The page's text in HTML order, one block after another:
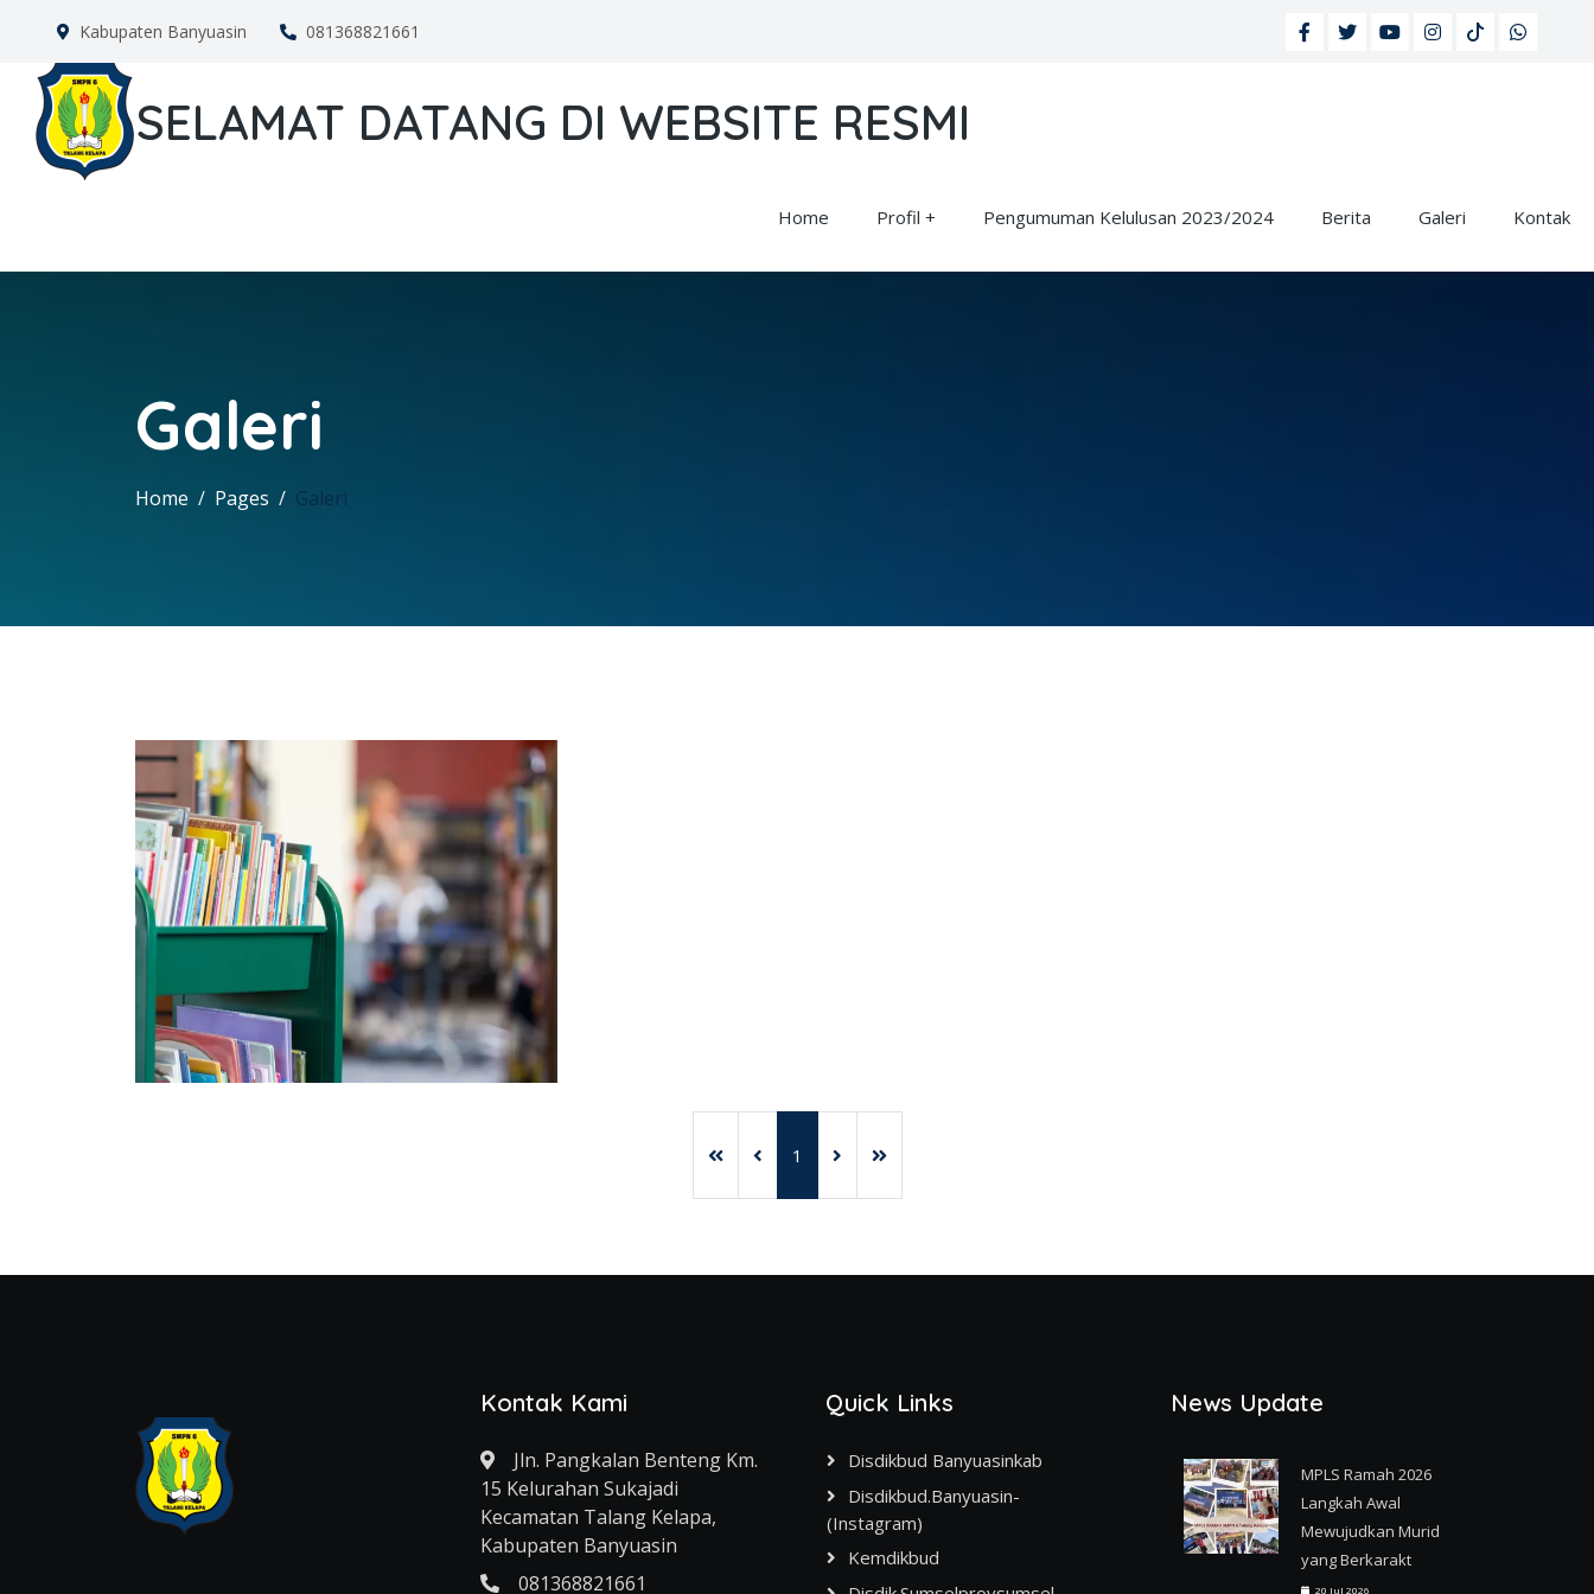
Kabupaten Banyuasin 081368821661
SELAMAT DATANG DI WEBSITE RESMI
Home Profil Pengumuman Kelulusan 2023/2024 Berita Galeri Kontak
Galeri
Home Pages Galeri
1
Kontak Kami
Jln. Pangkalan Benteng Km.
15 Kelurahan Sukajadi
Kecamatan Talang Kelapa,
Kabupaten Banyuasin
081368821661
Quick Links
Disdikbud Banyuasinkab
Disdikbud.banyuasin-
(Instagram)
Kemdikbud
News Update
MPLS Ramah 2026
Langkah Awal
Mewujudkan Murid
yang Berkarakt
20 Jul 2026